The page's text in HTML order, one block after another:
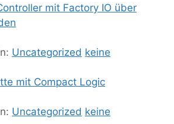
mit Factory IO über
Uncategorized keine
mit Compact Logic
Uncategorized keine